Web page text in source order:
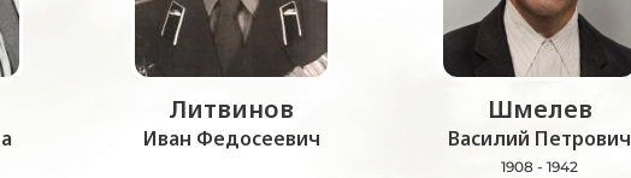
Литвинов
Иван Федосеевич
Шмелев
Василий Петрович
1908 - 1942